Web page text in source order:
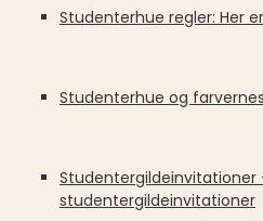
Studenterhue regler: Her
Studenterhue og
Studentergildeinvitationer
studentergildeinvitationer